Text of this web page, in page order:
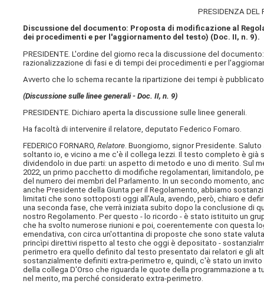
PRESIDENZA DEL
Discussione del documento: Proposta di modificazione al
dei procedimenti e per l'aggiornamento del testo) (Doc. II, n. 9).
PRESIDENTE. L'ordine del giorno reca la discussione del
razionalizzazione di fasi e di tempi dei procedimenti e per
Avverto che lo schema recante la ripartizione dei tempi è
(Discussione sulle linee generali - Doc. II, n. 9)
PRESIDENTE. Dichiaro aperta la discussione sulle linee generali.
Ha facoltà di intervenire il relatore, deputato Federico Fornaro.
FEDERICO FORNARO,Relatore. Buongiorno, signor Presidente.
soltanto io, e vicino a me c'è il collega Iezzi. Il testo completo è
dividendolo in due parti: un aspetto di metodo e uno di merito. Sul
2022, un primo pacchetto di modifiche regolamentari, limitandolo,
del numero dei membri del Parlamento. In un secondo momento,
anche Presidente della Giunta per il Regolamento, abbiamo
limitati che sono sottoposti oggi all'Aula, avendo, però, chiaro e
una seconda fase, che verrà iniziata subito dopo la conclusione di
nostro Regolamento. Per questo - lo ricordo - è stato istituito un
che ha svolto numerose riunioni e poi, coerentemente con questa
emendativa, con circa un'ottantina di proposte che sono state
princìpi direttivi rispetto al testo che oggi è depositato -
perimetro era quello definito dal testo presentato dai relatori e gli
sostanzialmente definiti extra-perimetro e, quindi, c'è stato un
della collega D'Orso che riguarda le quote della programmazione
nel merito, ma perché considerato extra-perimetro.